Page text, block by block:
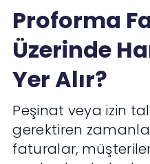
Proforma
Üzerinde
Yer Alır?
Peşinat veya izin
gerektiren
faturalar,